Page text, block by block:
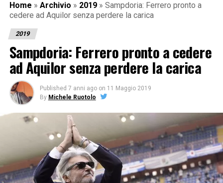
Home » Archivio » 2019 » Sampdoria: Ferrero pronto a
cedere ad Aquilor senza perdere la carica
2019
Sampdoria: Ferrero pronto a cedere
ad Aquilor senza perdere la carica
Published 7 anni ago on 11 Maggio 2019
By Michele Ruotolo